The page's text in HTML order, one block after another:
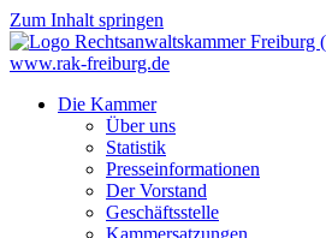
Zum Inhalt springen
Die Kammer
Über uns
Statistik
Presseinformationen
Der Vorstand
Geschäftsstelle
Kammersatzungen